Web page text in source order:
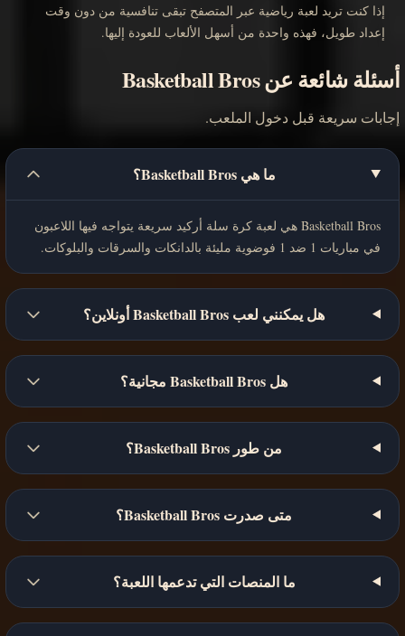
إذا كنت تريد لعبة رياضية عبر المتصفح تبقى تنافسية من دون وقت
إعداد طويل، فهذه واحدة من أسهل الألعاب للعودة إليها.
أسئلة شائعة عن Basketball Bros
إجابات سريعة قبل دخول الملعب.
ما هي Basketball Bros؟
Basketball Bros هي لعبة كرة سلة أركيد سريعة يتواجه فيها اللاعبون
في مباريات 1 ضد 1 فوضوية مليئة بالدانكات والسرقات والبلوكات.
هل يمكنني لعب Basketball Bros أونلاين؟
هل Basketball Bros مجانية؟
من طور Basketball Bros؟
متى صدرت Basketball Bros؟
ما المنصات التي تدعمها اللعبة؟